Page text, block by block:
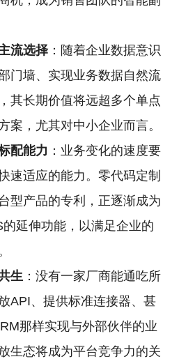
流选择 ：随着企业数据意识
门墙、实现业务数据自然流
其长期价值将远超多个单点
案，尤其对中小企业而言。
配能力 ：业务变化的速度要
速适应的能力。零代码定制
型产品的专利，正逐渐成为
延伸功能，以满足企业的
生 ：没有一家厂商能通吃所
API、提供标准连接器、甚
那样实现与外部伙伴的业
生态将成为平台竞争力的关